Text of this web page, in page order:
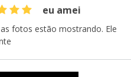
eu amei
fotos estão mostrando. Ele